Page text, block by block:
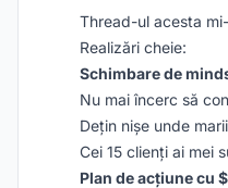
Thread-ul acesta
Realizări cheie:
Schimbare de
Nu mai încerc să
Dețin nișe unde
Cei 15 clienți ai mei
Plan de acțiune cu